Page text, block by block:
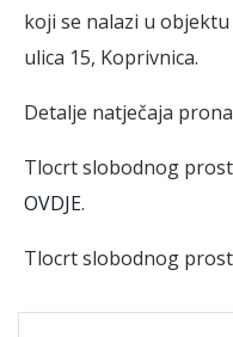
koji se nalazi u
ulica 15, Koprivnica.
Detalje natječaja
Tlocrt slobodnog
OVDJE.
Tlocrt slobodnog